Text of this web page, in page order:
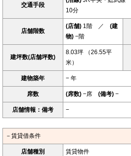
交通手段
10分
店舗階数
(店舗) 1階 ／ (建
物) −階
建坪数(店舗坪数)
8.03坪 （26.55平
米）
建物築年 − 年
席数 (席数) −席 (備考) −
店舗情報：備考 −
－賃貸借条件
店舗種別 賃貸物件